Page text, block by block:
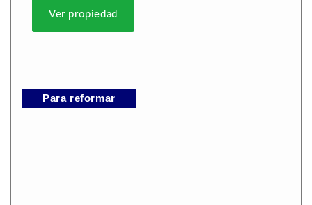
Ver propiedad
Para reformar